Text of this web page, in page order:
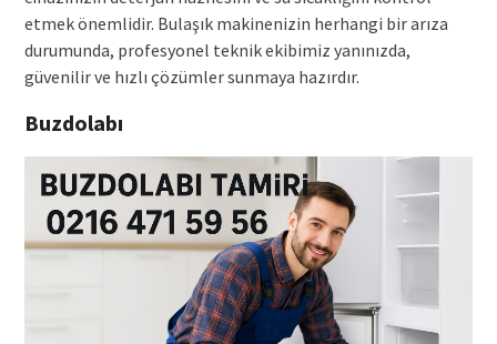
etmek önemlidir. Bulaşık makinenizin herhangi bir arıza
durumunda, profesyonel teknik ekibimiz yanınızda,
güvenilir ve hızlı çözümler sunmaya hazırdır.
Buzdolabı